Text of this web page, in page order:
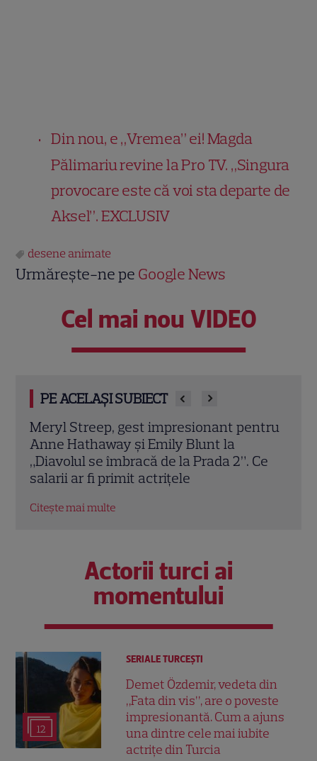
Din nou, e „Vremea” ei! Magda
Pălimariu revine la Pro TV. „Singura
provocare este că voi sta departe de
Aksel”. EXCLUSIV
desene animate
Urmărește-ne pe Google News
Cel mai nou VIDEO
PE ACELAȘI SUBIECT
Tom Holland, decizie radicală pentru
noul său film! Ce promisiune a făcut
actorul după momentele virale în care a
făcut senzație prin dans
Citește mai multe
Actorii turci ai
momentului
12
SERIALE TURCEŞTI
Demet Özdemir, vedeta din
„Fata din vis”, are o poveste
impresionantă. Cum a ajuns
una dintre cele mai iubite
actrițe din Turcia